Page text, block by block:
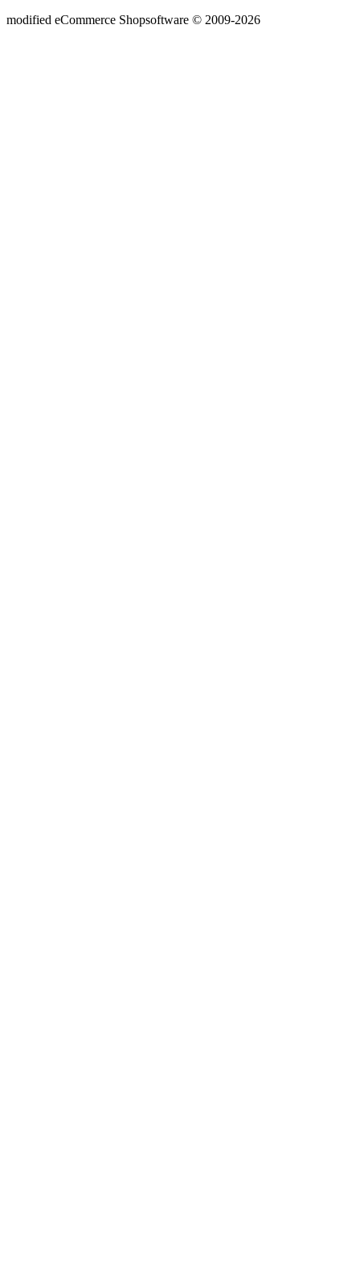
modified eCommerce Shopsoftware © 2009-2026